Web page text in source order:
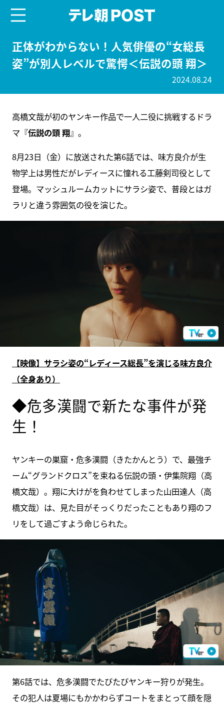
正体がわからない！人気俳優の“女総長
姿”が別人レベルで驚愕＜伝説の頭 翔＞
2024.08.24
高橋文哉が初のヤンキー作品で一人二役に挑戦するドラ
マ『伝説の頭 翔』。
8月23日（金）に放送された第6話では、味方良介が生
物学上は男性だがレディースに憧れる工藤剣司役として
登場。マッシュルームカットにサラシ姿で、普段とはガ
ラリと違う雰囲気の役を演じた。
【映像】サラシ姿の“レディース総長”を演じる味方良介
（全身あり）
◆危多漢闘で新たな事件が発
生！
ヤンキーの巣窟・危多漢闘（きたかんとう）で、最強チ
ーム“グランドクロス”を束ねる伝説の頭・伊集院翔（高
橋文哉）。翔に大けがを負わせてしまった山田達人（高
橋文哉）は、見た目がそっくりだったこともあり翔のフ
リをして過ごすよう命じられた。
第6話では、危多漢闘でたびたびヤンキー狩りが発生。
その犯人は夏場にもかかわらずコートをまとって顔を隠